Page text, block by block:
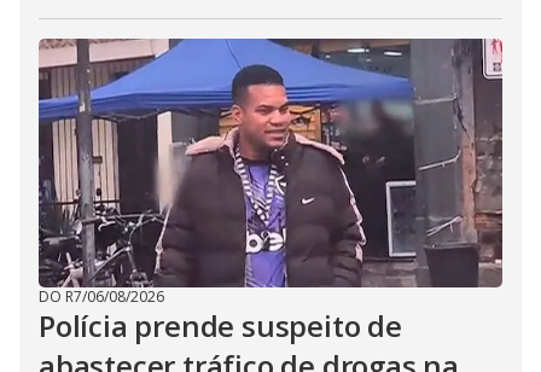
DO R7/06/08/2026
Polícia prende suspeito de